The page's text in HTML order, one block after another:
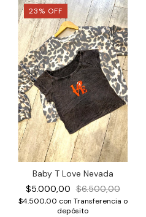
23% OFF
Baby T Love Nevada
$5.000,00 $6.500,00
$4.500,00 con Transferencia o
depósito